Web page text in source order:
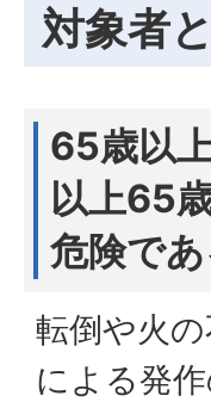
対象者
65歳以
以上65
危険で
転倒や火
による発